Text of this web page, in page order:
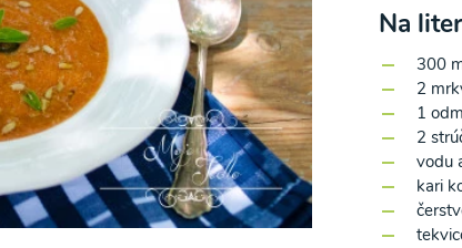
00:25 Zobraziť Na
300
2
1
2
vodu
kari
súhlasím so spracovaním osobných údajov pre účely